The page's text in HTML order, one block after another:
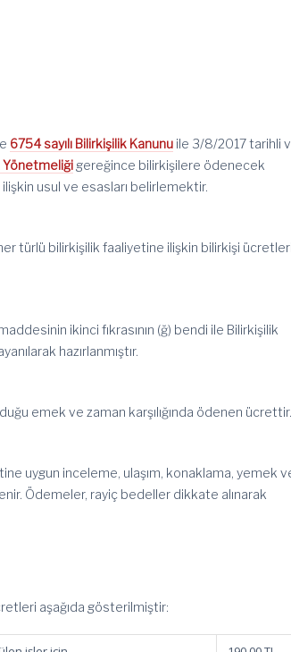
6754 sayılı Bilirkişilik Kanunu ile 3/8/2017 tarihli
Yönetmeliği gereğince bilirkişilere ödenecek
usul ve esasları belirlemektir.
türlü bilirkişilik faaliyetine ilişkin bilirkişi ücretleri
ikinci fıkrasının (ğ) bendi ile Bilirkişilik
hazırlanmıştır.
emek ve zaman karşılığında ödenen ücrettir.
uygun inceleme, ulaşım, konaklama, yemek
Ödemeler, rayiç bedeller dikkate alınarak
aşağıda gösterilmiştir: